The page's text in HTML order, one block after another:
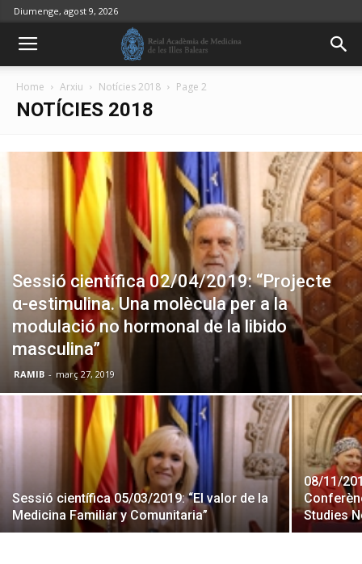
Diumenge, agost 9, 2026
Home Arxiu Notícies 2018 Page 2
NOTÍCIES 2018
Sessió científica 02/04/2019: “Projecte
α-estimulina. Una molècula per a la
modulació no hormonal de la libido
masculina”
RAMIB - març 27, 2019
Sessió científica 05/03/2019: “El valor de la
Medicina Familiar y Comunitaria”
08/11/
Studies